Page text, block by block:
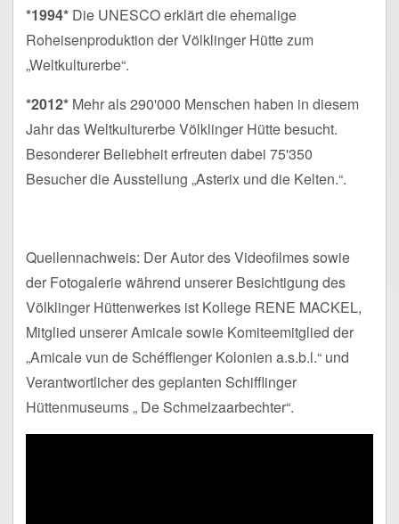
*1994* Die UNESCO erklärt die ehemalige
Roheisenproduktion der Völklinger Hütte zum
„Weltkulturerbe“.
*2012* Mehr als 290'000 Menschen haben in diesem
Jahr das Weltkulturerbe Völklinger Hütte besucht.
Besonderer Beliebheit erfreuten dabei 75'350
Besucher die Ausstellung „Asterix und die Kelten.“.
Quellennachweis: Der Autor des Videofilmes sowie
der Fotogalerie während unserer Besichtigung des
Völklinger Hüttenwerkes ist Kollege RENE MACKEL,
Mitglied unserer Amicale sowie Komiteemitglied der
„Amicale vun de Schéfflenger Kolonien a.s.b.l.“ und
Verantwortlicher des geplanten Schifflinger
Hüttenmuseums „ De Schmelzaarbechter“.